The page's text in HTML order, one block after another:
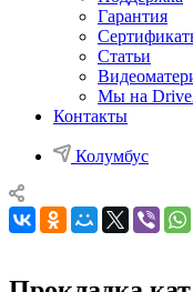
Гарантия
Статьи
Мы на
Контакты
Колумбус